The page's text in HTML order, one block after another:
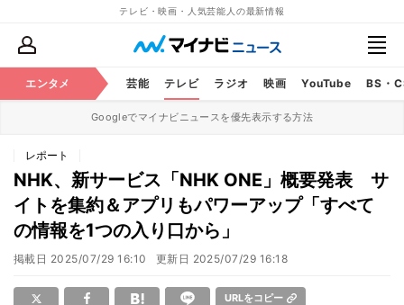
テレビ・映画・人気芸能人の最新情報
エンタメ 芸能 テレビ ラジオ 映画 YouTube BS・
Googleでマイナビニュースを優先表示する方法
レポート
NHK、新サービス「NHK ONE」概要発表 サ
イトを集約＆アプリもパワーアップ「すべて
の情報を1つの入り口から」
掲載日 2025/07/29 16:10 更新日 2025/07/29 16:18
URLをコピー